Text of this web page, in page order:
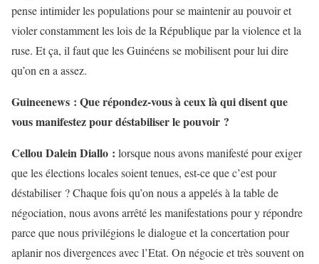
pense intimider les populations pour se maintenir au pouvoir et
violer constamment les lois de la République par la violence et la
ruse. Et ça, il faut que les Guinéens se mobilisent pour lui dire
qu’on en a assez.
Guineenews : Que répondez-vous à ceux là qui disent que
vous manifestez pour déstabiliser le pouvoir ?
Cellou Dalein Diallo : lorsque nous avons manifesté pour exiger
que les élections locales soient tenues, est-ce que c’est pour
déstabiliser ? Chaque fois qu’on nous a appelés à la table de
négociation, nous avons arrêté les manifestations pour y répondre
parce que nous privilégions le dialogue et la concertation pour
aplanir nos divergences avec l’Etat. On négocie et très souvent on